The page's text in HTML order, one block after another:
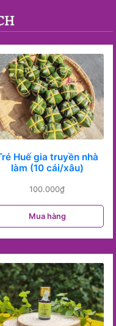
Huế gia truyền nhà
làm (10 cái/xâu)
100.000₫
Mua hàng